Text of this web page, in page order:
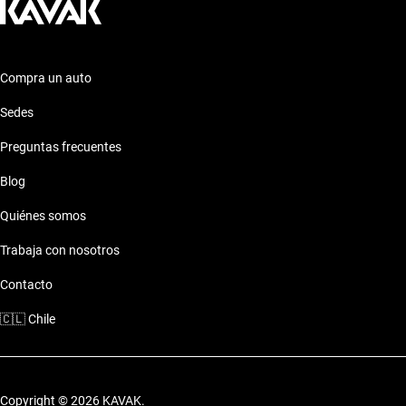
Jac Grand S3
Jac J3
Jac J4
Jac Js2
Jac Js6
Compra un auto
Sedes
Preguntas frecuentes
Blog
Quiénes somos
Trabaja con nosotros
Contacto
🇨🇱Chile
Copyright © 2026 KAVAK.